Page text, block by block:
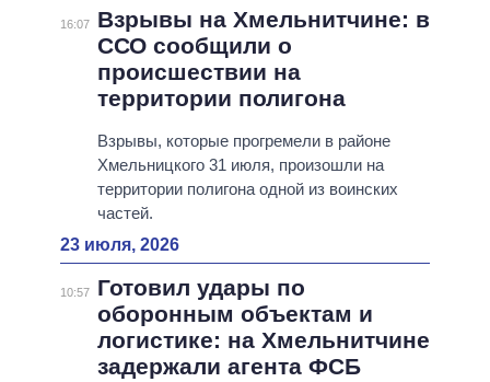
16:07
Взрывы на Хмельнитчине: в
ССО сообщили о
происшествии на
территории полигона
Взрывы, которые прогремели в районе
Хмельницкого 31 июля, произошли на
территории полигона одной из воинских
частей.
23 июля, 2026
10:57
Готовил удары по
оборонным объектам и
логистике: на Хмельнитчине
задержали агента ФСБ